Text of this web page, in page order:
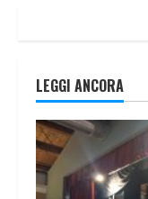
LEGGI ANCORA